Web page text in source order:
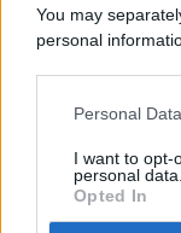
You may
personal
This information
disclose it to
Personal
I want to opt-
personal data.
Opted In